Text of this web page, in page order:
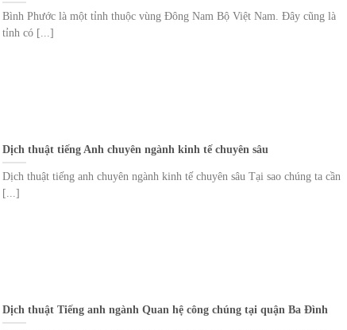
Bình Phước là một tỉnh thuộc vùng Đông Nam Bộ Việt Nam. Đây cũng là
tỉnh có [...]
Dịch thuật tiếng Anh chuyên ngành kinh tế chuyên sâu
Dịch thuật tiếng anh chuyên ngành kinh tế chuyên sâu Tại sao chúng ta cần
[...]
Dịch thuật Tiếng anh ngành Quan hệ công chúng tại quận Ba Đình